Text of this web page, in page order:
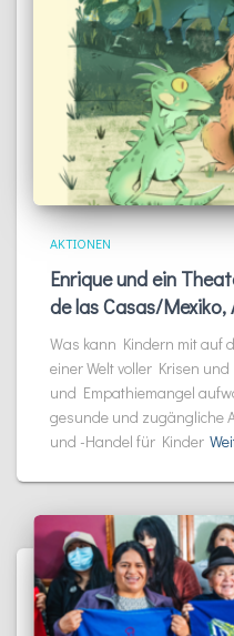
AKTIONEN
Enrique und ein
de las Casas/Mexiko,
Was kann Kindern mit auf
einer Welt voller Krisen
und Empathiemangel
gesunde und zugängliche
und -Handel für Kinder